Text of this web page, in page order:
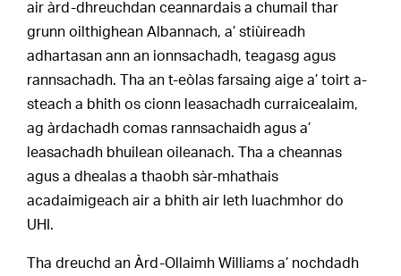
air àrd-dhreuchdan ceannardais a chumail thar
grunn oilthighean Albannach, a’ stiùireadh
adhartasan ann an ionnsachadh, teagasg agus
rannsachadh. Tha an t-eòlas farsaing aige a’ toirt a-
steach a bhith os cionn leasachadh curraicealaim,
ag àrdachadh comas rannsachaidh agus a’
leasachadh bhuilean oileanach. Tha a cheannas
agus a dhealas a thaobh sàr-mhathais
acadaimigeach air a bhith air leth luachmhor do
UHI.
Tha dreuchd an Àrd-Ollaimh Williams a’ nochdadh